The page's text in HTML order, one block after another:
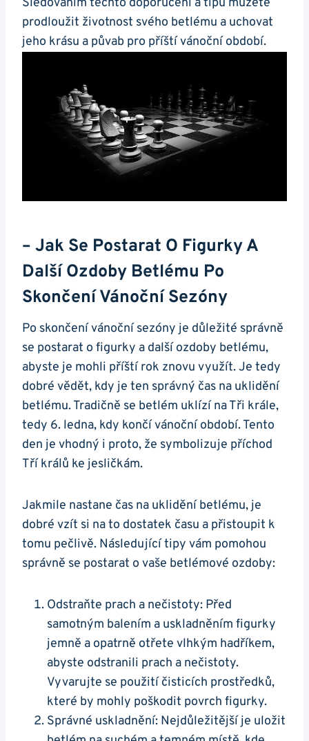
Sledováním těchto doporučení a tipů můžete
prodloužit životnost svého betlému a uchovat
jeho krásu a půvab pro příští vánoční období.
– Jak Se Postarat O Figurky A
Další Ozdoby Betlému Po
Skončení Vánoční Sezóny
Po skončení vánoční sezóny je důležité správně
se postarat o figurky a další ozdoby betlému,
abyste je mohli příští rok znovu využít. Je tedy
dobré vědět, kdy je ten správný čas na uklidění
betlému. Tradičně se betlém uklízí na Tři krále,
tedy 6. ledna, kdy končí vánoční období. Tento
den je vhodný i proto, že symbolizuje příchod
Tří králů ke jesličkám.
Jakmile nastane čas na uklidění betlému, je
dobré vzít si na to dostatek času a přistoupit k
tomu pečlivě. Následující tipy vám pomohou
správně se postarat o vaše betlémové ozdoby:
Odstraňte prach a nečistoty: Před
samotným balením a uskladněním figurky
jemně a opatrně otřete vlhkým hadříkem,
abyste odstranili prach a nečistoty.
Vyvarujte se použití čisticích prostředků,
které by mohly poškodit povrch figurky.
Správné uskladnění: Nejdůležitější je uložit